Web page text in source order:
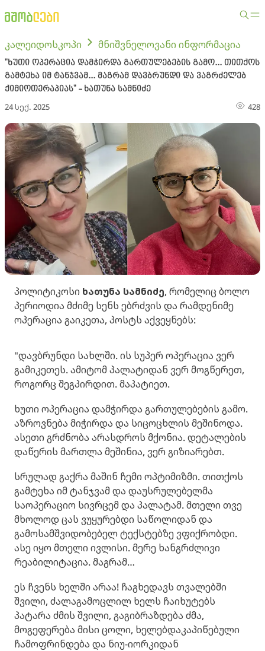
კალეიდოსკოპი მნიშვნელოვანი ინფორმაცია
"ხუთი ოპერაცია დამჭირდა გართულებების გამო... თითქოს
გამტეხა იმ ტანჯვამ... მაგრამ დავბრუნდი და ვაგრძელებ
ქიმიოთერაპიას" - ხათუნა სამნიძე
24 სექ. 2025 428
პოლიტიკოსი ხათუნა სამნიძე, რომელიც ბოლო
პერიოდია მძიმე სენს ებრძვის და რამდენიმე
ოპერაცია გაიკეთა, პოსტს აქვეყნებს:
"დავბრუნდი სახლში. ის სუპერ ოპერაცია ვერ
გამიკეთეს. ამიტომ პალატიდან ვერ მოგწერეთ,
როგორც შეგპირდით. მაპატიეთ.
ხუთი ოპერაცია დამჭირდა გართულებების გამო.
აზროვნება მიჭირდა და სიცოცხლის მეშინოდა.
ასეთი გრძნობა არასდროს მქონია. დეტალების
დაწერის მართლა მეშინია, ვერ გიზიარებთ.
სრულად გაქრა მაშინ ჩემი ოპტიმიზმი. თითქოს
გამტეხა იმ ტანჯვამ და დაუსრულებელმა
საოპერაციო სივრცემ და პალატამ. მთელი თვე
მხოლოდ ცას ვუყურებდი საწოლიდან და
გამოსამშვიდობებელ ტექსტებზე ვფიქრობდი.
ასე იყო მთელი ივლისი. მერე ხანგრძლივი
რეაბილიტაცია. მაგრამ…
ეს ჩვენს ხელში არაა! ჩაგხედავს თვალებში
შვილი, ძალაგამოცლილ ხელს ჩაიხუტებს
პატარა ძმის შვილი, გაგიბრაზდება ძმა,
მოგეფერება მისი ცოლი, ხელებდაკაპიწებული
ჩამოფრინდება და ნიუ-იორკიდან